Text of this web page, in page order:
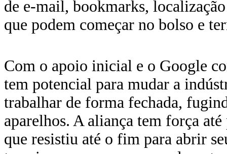
de e-mail, bookmarks,
que podem começar no bolso e
Com o apoio inicial e o Google
tem potencial para mudar a
trabalhar de forma fechada,
aparelhos. A aliança tem força
que resistiu até o fim para abrir